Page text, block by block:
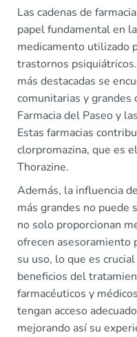
Las cadenas de
papel fundamental en
medicamento utilizado
trastornos
más destacadas se
comunitarias y grandes
Farmacia del Paseo y
Estas farmacias
clorpromazina, que es
Thorazine.
Además, la influencia
más grandes no puede
no solo proporcionan
ofrecen asesoramiento
su uso, lo que es
beneficios del
farmacéuticos y
tengan acceso
mejorando así su